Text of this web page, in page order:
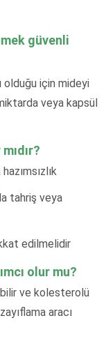
güvenli
olduğu için mideyi
veya kapsül
tahriş veya
edilmelidir
olur mu?
ve kolesterolü
aracı